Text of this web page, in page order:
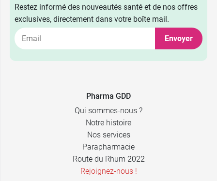
Restez informé des nouveautés santé et de nos offres
exclusives, directement dans votre boîte mail.
Envoyer
Pharma GDD
Qui sommes-nous ?
Notre histoire
Nos services
Parapharmacie
Route du Rhum 2022
Rejoignez-nous !